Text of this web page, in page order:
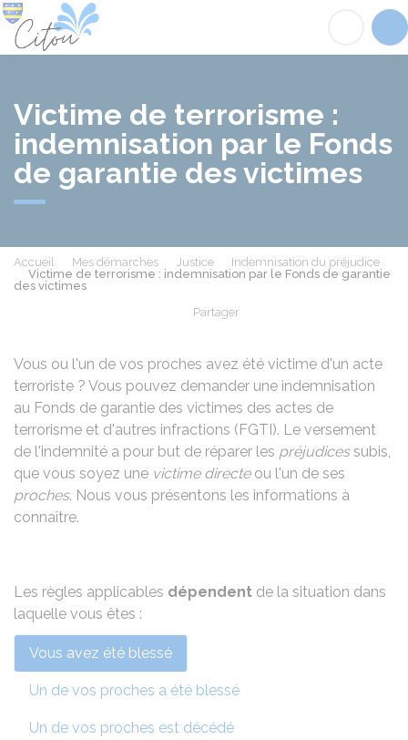
Victime de terrorisme :
indemnisation par le Fonds
de garantie des victimes
Accueil Mes démarches Justice
Indemnisation du préjudice
Victime de terrorisme : indemnisation par le Fonds de garantie
des victimes
Partager
Vous ou l'un de vos proches avez été victime d'un acte
terroriste ? Vous pouvez demander une indemnisation
au Fonds de garantie des victimes des actes de
terrorisme et d'autres infractions (FGTI). Le versement
de l'indemnité a pour but de réparer les préjudicessubis,
que vous soyez une victime directeou l'un de ses
proches. Nous vous présentons les informations à
connaître.
Les règles applicables dépendent de la situation dans
laquelle vous êtes :
Vous avez été blessé
Un de vos proches a été blessé
Un de vos proches est décédé